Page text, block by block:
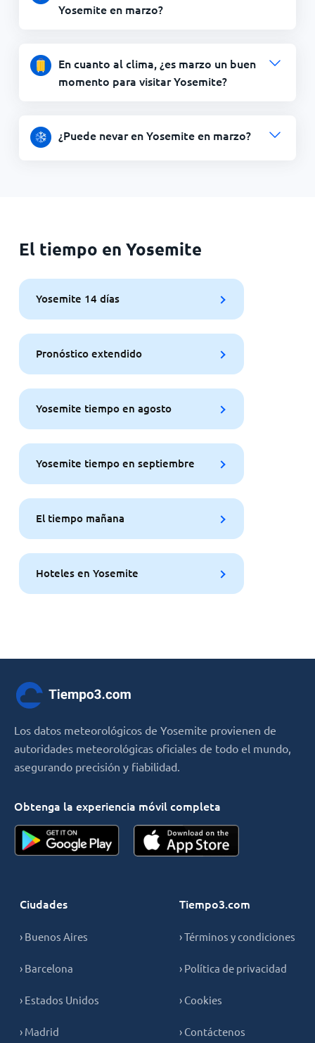
Yosemite en marzo?
En cuanto al clima, ¿es marzo un buen
momento para visitar Yosemite?
¿Puede nevar en Yosemite en marzo?
El tiempo en Yosemite
Yosemite 14 días
Pronóstico extendido
Yosemite tiempo en agosto
Yosemite tiempo en septiembre
El tiempo mañana
Hoteles en Yosemite
Los datos meteorológicos de Yosemite provienen de
autoridades meteorológicas oficiales de todo el mundo,
asegurando precisión y fiabilidad.
Obtenga la experiencia móvil completa
Ciudades
› Buenos Aires
› Barcelona
› Estados Unidos
› Madrid
Tiempo3.com
› Términos y condiciones
› Política de privacidad
› Cookies
› Contáctenos